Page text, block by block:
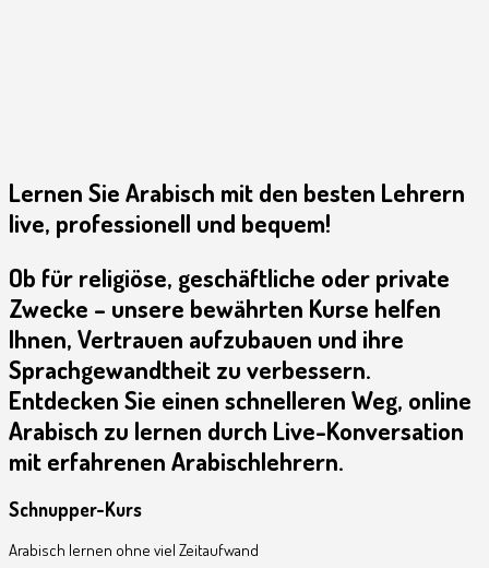
und einem einzigartigen
Spracherlebnis hebt sich die
Arabische Sprache deutlich
ab. Das arabische ist elegant
und Stimmungsvoll, aber
gleichzeitig auch lebhaft und
dramatisch.
weiter...
erinnert an den Glanz und das Leuchten
vergangner Zeiten des Orients. Trotz einer
Sprache rein und unbeeinflusst gehalten und
schon manche sprachliche Intilligenz in ihren
Bann gezogen,inspiriert, und verewigt.
weiter...
6 Lehreinheiten/
Lernen Sie Arabisch mit den besten Lehrern
live, professionell und bequem!
Ob für religiöse, geschäftliche oder private
Zwecke – unsere bewährten Kurse helfen
Ihnen, Vertrauen aufzubauen und ihre
Sprachgewandtheit zu verbessern.
Entdecken Sie einen schnelleren Weg, online
Arabisch zu lernen durch Live-Konversation
mit erfahrenen Arabischlehrern.
Schnupper-Kurs
Arabisch lernen ohne viel Zeitaufwand